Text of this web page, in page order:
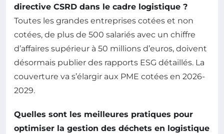
directive CSRD dans le cadre logistique ?
Toutes les grandes entreprises cotées et non
cotées, de plus de 500 salariés avec un chiffre
d’affaires supérieur à 50 millions d’euros, doivent
désormais publier des rapports ESG détaillés. La
couverture va s’élargir aux PME cotées en 2026-
2029.
Quelles sont les meilleures pratiques pour
optimiser la gestion des déchets en logistique